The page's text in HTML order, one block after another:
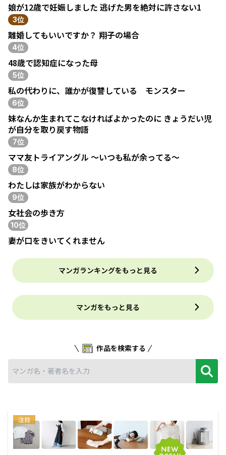
娘が12歳で妊娠しました 逃げた男を絶対に許さない1
3位
離婚してもいいですか？ 翔子の場合
4位
48歳で認知症になった母
5位
私の代わりに、誰かが復讐している モンスター
6位
妹なんか生まれてこなければよかったのに きょうだい児
が自分を取り戻す物語
7位
ママ友トライアングル ～いつも私が余ってる～
8位
わたしは家族がわからない
9位
女社会の歩き方
10位
妻が口をきいてくれません
マンガランキングをもっと見る
マンガをもっと見る
作品を検索する
注目